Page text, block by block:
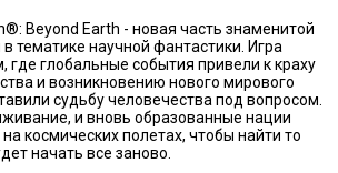
Beyond Earth - новая часть знаменитой
тематике научной фантастики. Игра
где глобальные события привели к краху
и возникновению нового мирового
судьбу человечества под вопросом.
и вновь образованные нации
космических полетах, чтобы найти то
начать все заново.